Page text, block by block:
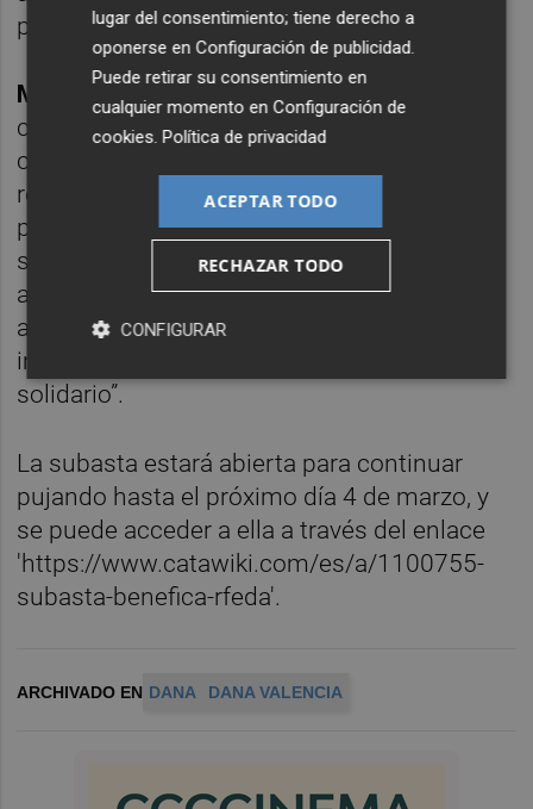
productos y experiencias.
Marc Jans
, experto de Catawiki en
coleccionismo deportivo, manifestó que "la
colección de piezas en esta subasta es un
reflejo del impresionante legado de los
pilotos españoles en el mundo del motor, y
supone una oportunidad única para los
amantes del deporte, que pueden conseguir
a través de Catawiki piezas únicas con un
importante valor económico, sentimental y
solidario”.
La subasta estará abierta para continuar
pujando hasta el próximo día 4 de marzo, y
se puede acceder a ella a través del enlace
'https://www.catawiki.com/es/a/1100755-
subasta-benefica-rfeda'.
ARCHIVADO EN DANA DANA VALENCIA
lugar del consentimiento; tiene derecho a
oponerse enConfiguración de publicidad
Puede retirar su consentimiento en
cualquier momento enConfiguración de
cookies .Política de privacidad
ACEPTAR TODO
RECHAZAR TODO
CONFIGURAR